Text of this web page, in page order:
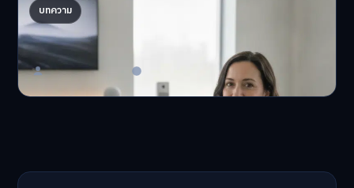
บทความ
AI จัดพอร์ตให้ปัง! เทรนด์ลงทุนยุคใหม่ ไม่ต้องเฝ้า
จอ
AI จัดพอร์ตให้ปัง! หมด…
Master Bussiness 23 มิถุนายน 2026